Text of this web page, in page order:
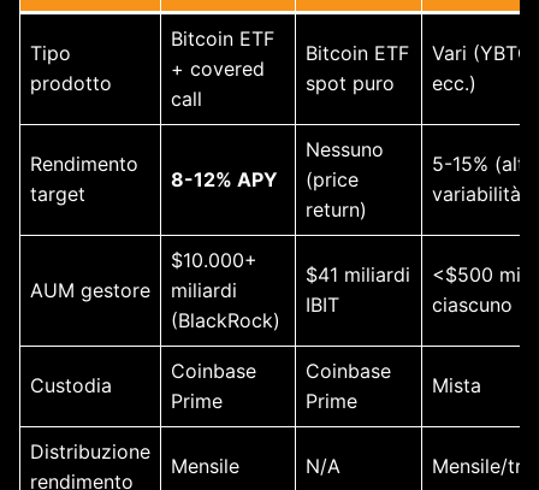
Tipo
prodotto
Bitcoin ETF
+ covered
call
Bitcoin ETF
spot puro
Vari
ecc.)
Rendimento
target
8-12% APY
Nessuno
(price
return)
5-15% (alta
variabilità)
AUM gestore
$10.000+
miliardi
(BlackRock)
$41 miliardi
IBIT
<$500
ciascuno
Custodia
Coinbase
Prime
Coinbase
Prime
Mista
Distribuzione
rendimento
Mensile N/A Mensile/